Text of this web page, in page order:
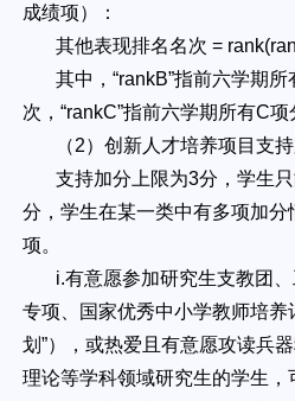
成绩项）：
其他表现排名名次 =
其中，“rankB”指前六学期
次，“rankC”指前六学期所有C项
（2）创新人才培养项目支
支持加分上限为3分，学生
分，学生在某一类中有多项加分
项。
i.有意愿参加研究生支教团
专项、国家优秀中小学教师培养
划”），或热爱且有意愿攻读兵
理论等学科领域研究生的学生